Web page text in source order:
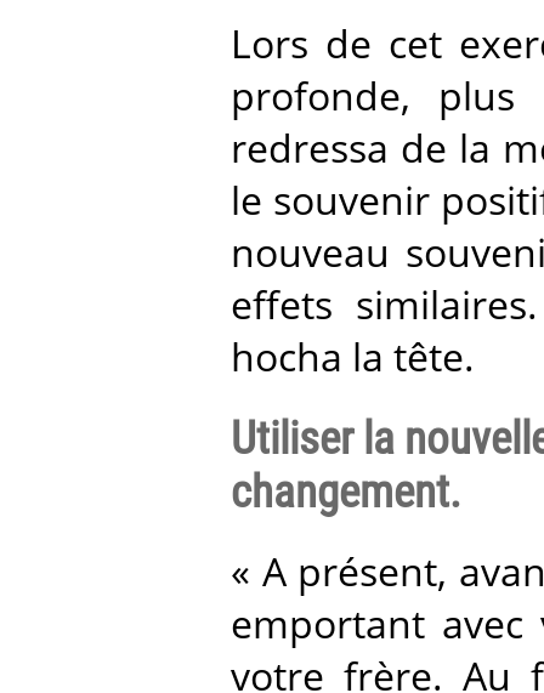
Lors de cet
profonde,
redressa de la
le souvenir
nouveau
effets
hocha la tête.
Utiliser la
changement.
« A présent,
emportant avec
votre frère. Au